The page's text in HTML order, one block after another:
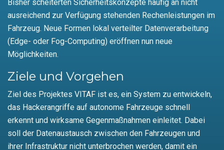
Bisher scheiterten Sicherheitskonzepte häufig an nicht
ausreichend zur Verfügung stehenden Rechenleistungen im
Fahrzeug. Neue Formen lokal verteilter Datenverarbeitung
(Edge- oder Fog-Computing) eröffnen nun neue
Möglichkeiten.
Ziele und Vorgehen
Ziel des Projektes VITAF ist es, ein System zu entwickeln,
das Hackerangriffe auf autonome Fahrzeuge schnell
erkennt und wirksame Gegenmaßnahmen einleitet. Dabei
soll der Datenaustausch zwischen den Fahrzeugen und
ihrer Infrastruktur nicht unterbrochen werden, damit ein